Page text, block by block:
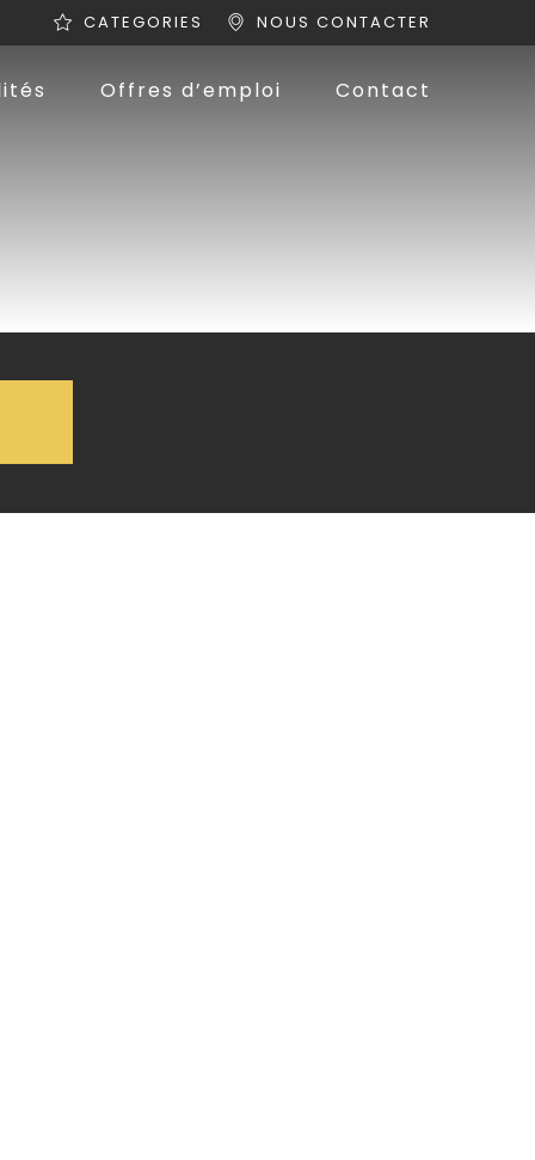
NOUS CONTACTER
CATEGORIES
Offres d’emploi Contact